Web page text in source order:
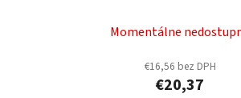
Momentálne
€16,56 bez DPH
€20,37